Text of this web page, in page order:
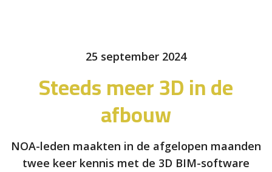
25 september 2024
Steeds meer 3D in de
afbouw
NOA-leden maakten in de afgelopen maanden
twee keer kennis met de 3D BIM-software